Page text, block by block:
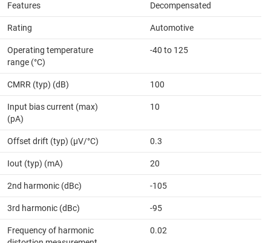
Features Decompensated
Rating Automotive
Operating temperature
range (°C)
-40 to 125
CMRR (typ) (dB) 100
Input bias current (max)
(pA)
10
Offset drift (typ) (µV/°C) 0.3
Iout (typ) (mA) 20
2nd harmonic (dBc) -105
3rd harmonic (dBc) -95
Frequency of harmonic
0.02